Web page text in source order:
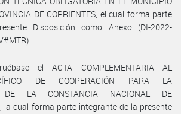
DE CORRIENTES, el cual forma parte
Disposición como Anexo (DI-2022-
el ACTA COMPLEMENTARIA AL
DE COOPERACIÓN PARA LA
DE LA CONSTANCIA NACIONAL DE
, la cual forma parte integrante de la presente